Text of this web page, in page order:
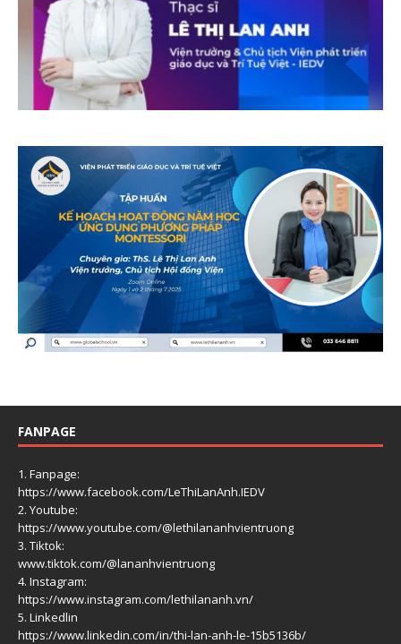
FANPAGE
1. Fanpage:
https://www.facebook.com/LeThiLanAnh.IEDV
2. Youtube:
https://www.youtube.com/@lethilananhvientruong
3. Tiktok:
www.tiktok.com/@lananhvientruong
4. Instagram:
https://www.instagram.com/lethilananh.vn/
5. Linkedlin
https://www.linkedin.com/in/thi-lan-anh-le-15b5136b/